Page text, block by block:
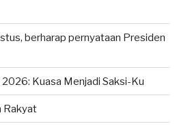
berharap pernyataan Presiden
Kuasa Menjadi Saksi-Ku
Rakyat